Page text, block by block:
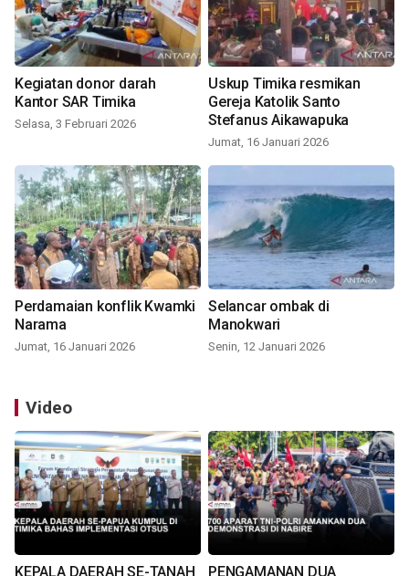
Kegiatan donor darah
Kantor SAR Timika
Selasa, 3 Februari 2026
Uskup Timika resmikan
Gereja Katolik Santo
Stefanus Aikawapuka
Jumat, 16 Januari 2026
Perdamaian konflik Kwamki
Narama
Jumat, 16 Januari 2026
Selancar ombak di
Manokwari
Senin, 12 Januari 2026
Video
KEPALA DAERAH SE-TANAH
PENGAMANAN DUA